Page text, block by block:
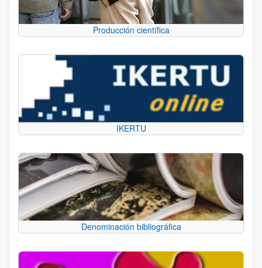
Producción científica
IKERTU
Denominación bibliográfica